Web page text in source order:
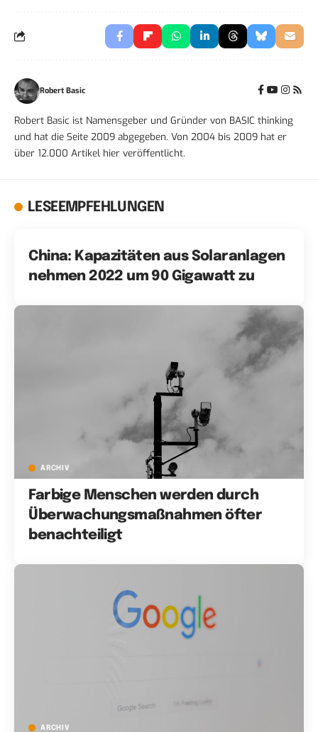
Robert Basic
Robert Basic ist Namensgeber und Gründer von BASIC thinking
und hat die Seite 2009 abgegeben. Von 2004 bis 2009 hat er
über 12.000 Artikel hier veröffentlicht.
LESEEMPFEHLUNGEN
China: Kapazitäten aus Solaranlagen
nehmen 2022 um 90 Gigawatt zu
ARCHIV
Farbige Menschen werden durch
Überwachungsmaßnahmen öfter
benachteiligt
ARCHIV